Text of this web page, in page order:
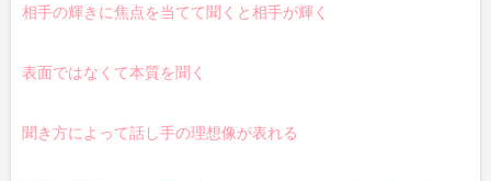
相手の輝きに焦点を当てて聞くと相手が輝く
表面ではなくて本質を聞く
聞き方によって話し手の理想像が表れる